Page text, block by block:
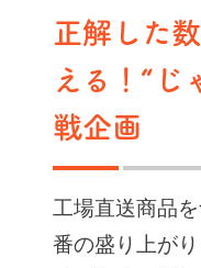
正解した
える！“じ
戦企画
工場直送商品
番の盛り上が